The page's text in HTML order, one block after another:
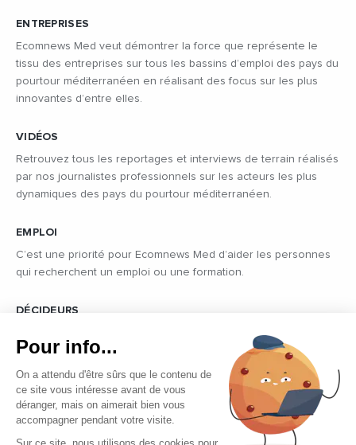
ENTREPRISES
Ecomnews Med veut démontrer la force que représente le
tissu des entreprises sur tous les bassins d’emploi des pays du
pourtour méditerranéen en réalisant des focus sur les plus
innovantes d’entre elles.
VIDÉOS
Retrouvez tous les reportages et interviews de terrain réalisés
par nos journalistes professionnels sur les acteurs les plus
dynamiques des pays du pourtour méditerranéen.
EMPLOI
C’est une priorité pour Ecomnews Med d’aider les personnes
qui recherchent un emploi ou une formation.
DÉCIDEURS
politique des pays du pourtour de la Méditerranée.
Pour info...
On a attendu d'être sûrs que le contenu de
ce site vous intéresse avant de vous
déranger, mais on aimerait bien vous
accompagner pendant votre visite.
Sur ce site, nous utilisons des cookies pour